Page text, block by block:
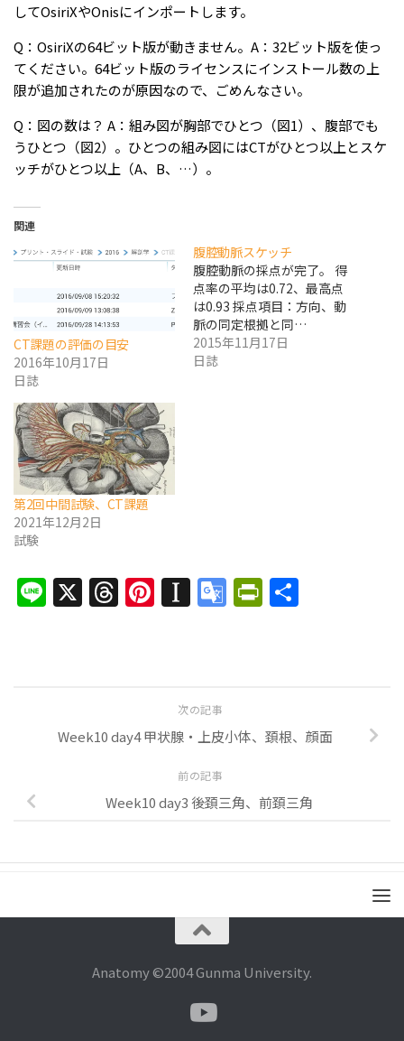
してOsiriXやOnisにインポートします。
Q：OsiriXの64ビット版が動きません。A：32ビット版を使っ
てください。64ビット版のライセンスにインストール数の上
限が追加されたのが原因なので、ごめんなさい。
Q：図の数は？ A：組み図が胸部でひとつ（図1）、腹部でも
うひとつ（図2）。ひとつの組み図にはCTがひとつ以上とスケ
ッチがひとつ以上（A、B、…）。
関連
CT課題の評価の目安
2016年10月17日
日誌
腹腔動脈スケッチ
腹腔動脈の採点が完了。 得
点率の平均は0.72、最高点
は0.93 採点項目：方向、動
脈の同定根拠と同…
2015年11月17日
日誌
第2回中間試験、CT課題
2021年12月2日
試験
Line
X Threads
Pinterest
Instapaper
Google
次の記事
Week10 day4 甲状腺・上皮小体、頚根、顔面
前の記事
Week10 day3 後頚三角、前頚三角
Anatomy ©2004 Gunma University.